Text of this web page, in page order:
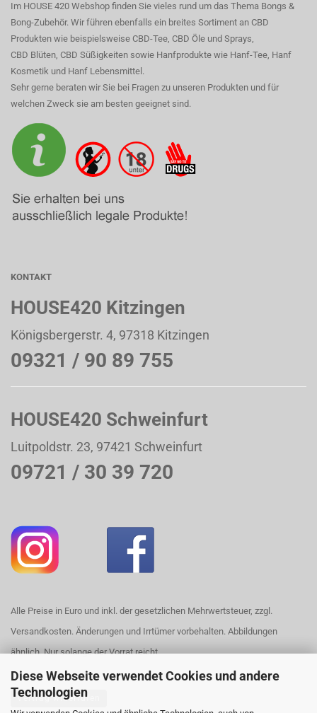
Diese Webseite verwendet Cookies und andere
Technologien
Im HOUSE 420 Webshop finden Sie vieles rund um das Thema Bongs &
Bong-Zubehör. Wir führen ebenfalls ein breites Sortiment an CBD
Produkten wie beispielsweise CBD-Tee, CBD Öle und Sprays,
CBD Blüten, CBD Süßigkeiten sowie Hanfprodukte wie Hanf-Tee, Hanf
Kosmetik und Hanf Lebensmittel.
Sehr gerne beraten wir Sie bei Fragen zu unseren Produkten und für
welchen Zweck sie am besten geeignet sind.
KONTAKT
HOUSE420 Kitzingen
Königsbergerstr. 4, 97318 Kitzingen
09321 / 90 89 755
HOUSE420 Schweinfurt
Luitpoldstr. 23, 97421 Schweinfurt
09721 / 30 39 720
Alle Preise in Euro und inkl. der gesetzlichen Mehrwertsteuer, zzgl.
Versandkosten. Änderungen und Irrtümer vorbehalten. Abbildungen
ähnlich. Nur solange der Vorrat reicht.
Vertrag widerrufen